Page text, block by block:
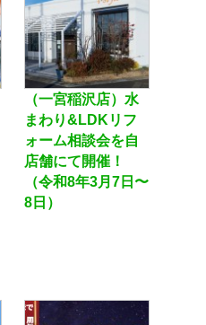
（一宮稲沢店）水
まわり&LDKリフ
ォーム相談会を自
店舗にて開催！
（令和8年3月7日〜
8日）